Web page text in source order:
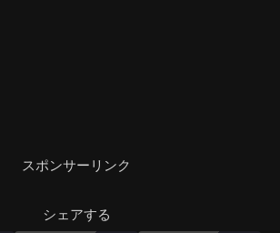
スポンサーリンク
シェアする